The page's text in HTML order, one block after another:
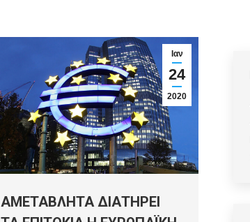
Ιαν
24
2020
ΑΜΕΤΑΒΛΗΤΑ ΔΙΑΤΗΡΕΙ